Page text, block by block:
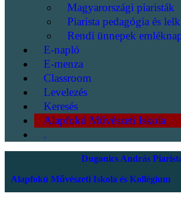
Magyarországi piaristák
Piarista pedagógia és
Rendi ünnepek
E-napló
E-menza
Classroom
Levelezés
Keresés
Alapfokú Művészeti Iskola
.
Dugonics András
Alapfokú Művészeti Iskola és Kollégium